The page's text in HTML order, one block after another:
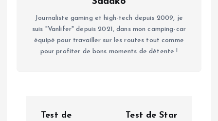
Journaliste gaming et high-tech depuis 2009, je
suis "Vanlifer" depuis 2021, dans mon camping-car
équipé pour travailler sur les routes tout comme
pour profiter de bons moments de détente !
Test de
Test de Star